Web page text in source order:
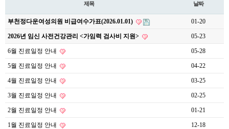
제목 날짜
부천정다운여성의원 비급여수가표(2026.01.01) 01-20
2026년 임신 사전건강관리 <가임력 검사비 지원> 05-23
6월 진료일정 안내 05-28
5월 진료일정 안내 04-22
4월 진료일정 안내 03-25
3월 진료일정 안내 02-25
2월 진료일정 안내 01-21
1월 진료일정 안내 12-18